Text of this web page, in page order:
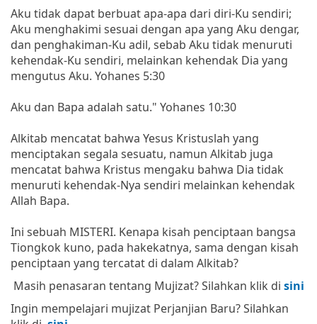
Aku tidak dapat berbuat apa-apa dari diri-Ku sendiri;
Aku menghakimi sesuai dengan apa yang Aku dengar,
dan penghakiman-Ku adil, sebab Aku tidak menuruti
kehendak-Ku sendiri, melainkan kehendak Dia yang
mengutus Aku. Yohanes 5:30
Aku dan Bapa adalah satu." Yohanes 10:30
Alkitab mencatat bahwa Yesus Kristuslah yang
menciptakan segala sesuatu, namun Alkitab juga
mencatat bahwa Kristus mengaku bahwa Dia tidak
menuruti kehendak-Nya sendiri melainkan kehendak
Allah Bapa.
Ini sebuah MISTERI. Kenapa kisah penciptaan bangsa
Tiongkok kuno, pada hakekatnya, sama dengan kisah
penciptaan yang tercatat di dalam Alkitab?
Masih penasaran tentang Mujizat? Silahkan klik di sini
Ingin mempelajari mujizat Perjanjian Baru? Silahkan